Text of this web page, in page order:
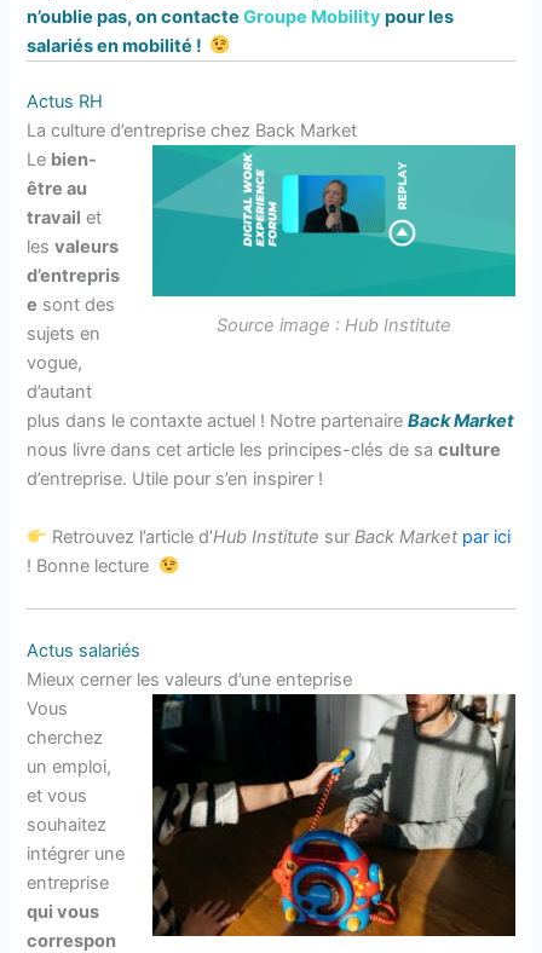
n’oublie pas, on contacteGroupe Mobility pour les
salariés en mobilité !
Actus RH
La culture d’entreprise chez Back Market
Source image : Hub Institute
Le bien-
être au
travail et
lesvaleurs
d’entrepris
e sont des
sujets en
vogue,
d’autant
plus dans le contaxte actuel ! Notre partenaireBack Market
nous livre dans cet article les principes-clés de saculture
d’entreprise. Utile pour s’en inspirer !
Retrouvez l’article d’Hub Institute surBack Market par ici
! Bonne lecture
Actus salariés
Mieux cerner les valeurs d’une enteprise
Vous
cherchez
un emploi,
et vous
souhaitez
intégrer une
entreprise
qui vous
correspon